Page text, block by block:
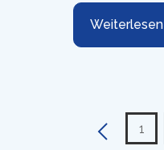
Weiterlesen
1